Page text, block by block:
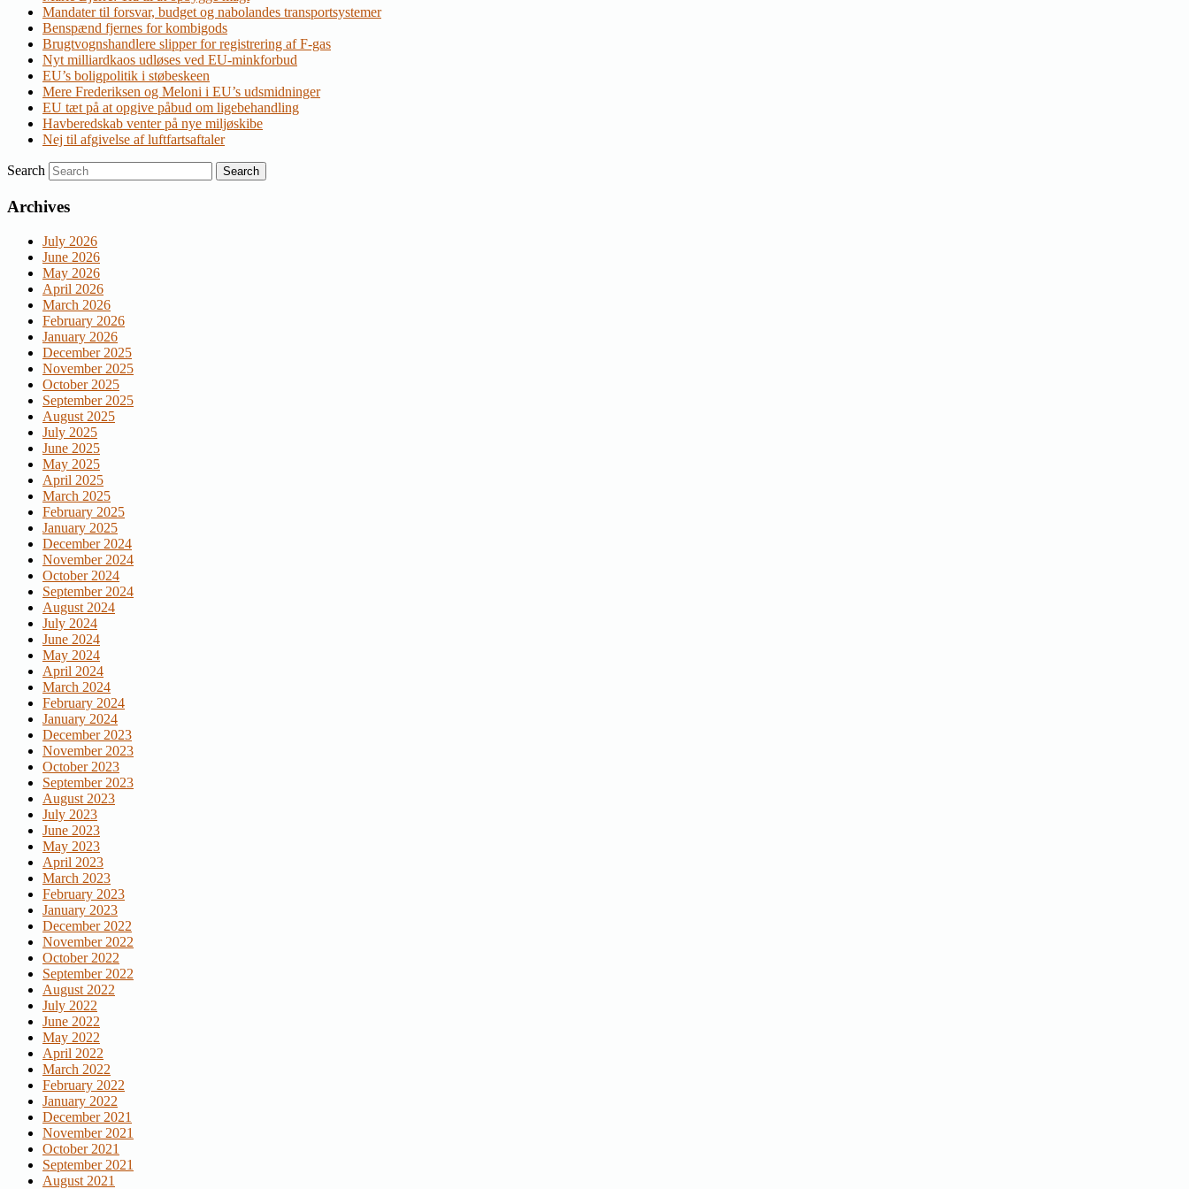
Mandater til forsvar, budget og nabolandes transportsystemer
Benspænd fjernes for kombigods
Brugtvognshandlere slipper for registrering af F-gas
Nyt milliardkaos udløses ved EU-minkforbud
EU’s boligpolitik i støbeskeen
Mere Frederiksen og Meloni i EU’s udsmidninger
EU tæt på at opgive påbud om ligebehandling
Havberedskab venter på nye miljøskibe
Nej til afgivelse af luftfartsaftaler
Search
Archives
July 2026
June 2026
May 2026
April 2026
March 2026
February 2026
January 2026
December 2025
November 2025
October 2025
September 2025
August 2025
July 2025
June 2025
May 2025
April 2025
March 2025
February 2025
January 2025
December 2024
November 2024
October 2024
September 2024
August 2024
July 2024
June 2024
May 2024
April 2024
March 2024
February 2024
January 2024
December 2023
November 2023
October 2023
September 2023
August 2023
July 2023
June 2023
May 2023
April 2023
March 2023
February 2023
January 2023
December 2022
November 2022
October 2022
September 2022
August 2022
July 2022
June 2022
May 2022
April 2022
March 2022
February 2022
January 2022
December 2021
November 2021
October 2021
September 2021
August 2021